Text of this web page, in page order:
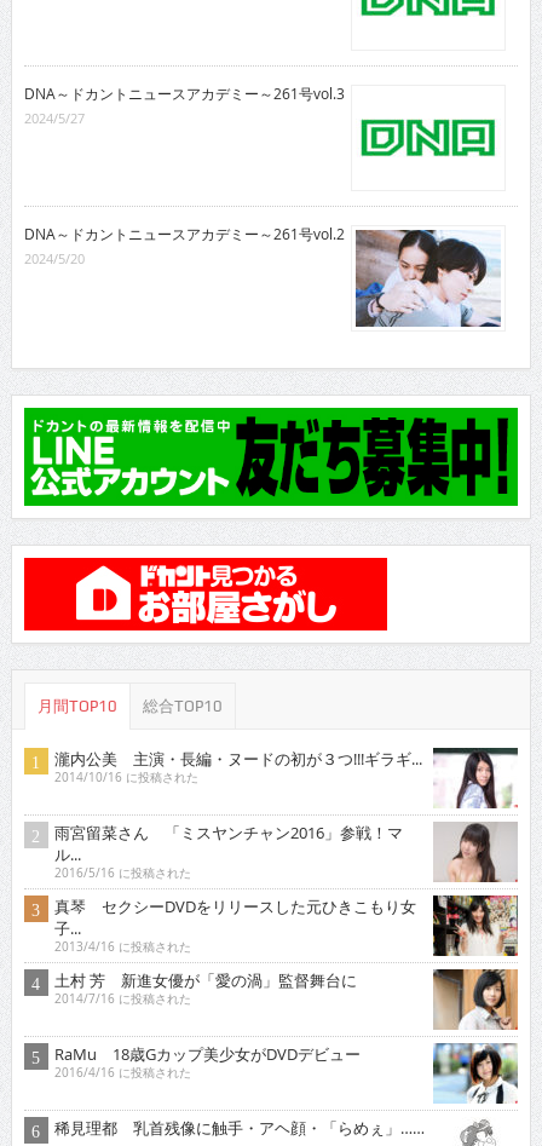
DNA～ドカントニュースアカデミー～261号vol.3
2024/5/27
DNA～ドカントニュースアカデミー～261号vol.2
2024/5/20
月間TOP10 総合TOP10
瀧内公美 主演・長編・ヌードの初が３つ!!!ギラギ...
2014/10/16 に投稿された
雨宮留菜さん 「ミスヤンチャン2016」参戦！マ
ル...
2016/5/16 に投稿された
真琴 セクシーDVDをリリースした元ひきこもり女
子...
2013/4/16 に投稿された
土村 芳 新進女優が「愛の渦」監督舞台に
2014/7/16 に投稿された
RaMu 18歳Gカップ美少女がDVDデビュー
2016/4/16 に投稿された
稀見理都 乳首残像に触手・アヘ顔・「らめぇ」……